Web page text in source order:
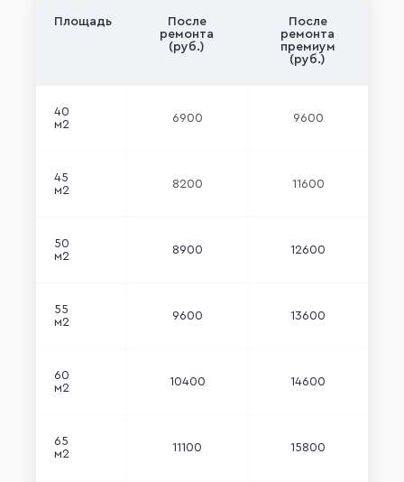
Площадь
После
ремонта
(руб.)
После
ремонта
премиум
(руб.)
40
м2
6900 9600
45
м2
8200 11600
50
м2
8900 12600
55
м2
9600 13600
60
м2
10400 14600
65
м2
11100 15800